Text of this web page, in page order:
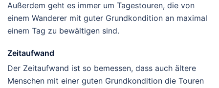
Außerdem geht es immer um Tagestouren, die von
einem Wanderer mit guter Grundkondition an maximal
einem Tag zu bewältigen sind.
Zeitaufwand
Der Zeitaufwand ist so bemessen, dass auch ältere
Menschen mit einer guten Grundkondition die Touren